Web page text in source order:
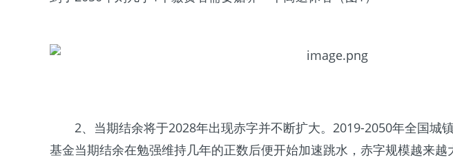
2、当期结余将于2028年出现赤字并不断扩大。2019-2050年全国城
基金当期结余在勉强维持几年的正数后便开始加速跳水，赤字规模越来越